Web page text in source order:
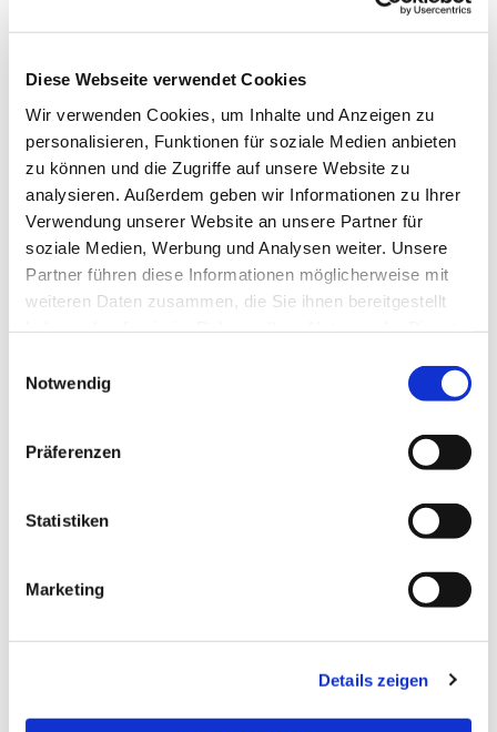
Diese Webseite verwendet Cookies
Wir verwenden Cookies, um Inhalte und Anzeigen zu
personalisieren, Funktionen für soziale Medien anbieten
zu können und die Zugriffe auf unsere Website zu
analysieren. Außerdem geben wir Informationen zu Ihrer
Verwendung unserer Website an unsere Partner für
soziale Medien, Werbung und Analysen weiter. Unsere
Partner führen diese Informationen möglicherweise mit
weiteren Daten zusammen, die Sie ihnen bereitgestellt
Notwendig
Präferenzen
Statistiken
Marketing
Details zeigen
Dies könnte Sie auch
interessieren